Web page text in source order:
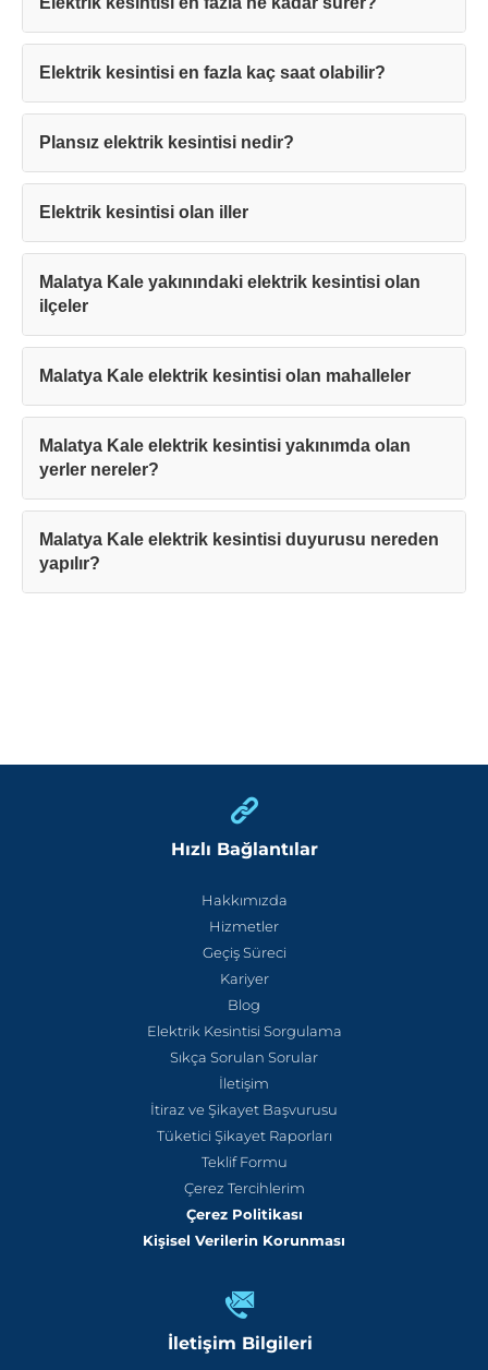
Elektrik kesintisi en fazla kaç saat olabilir?
Plansız elektrik kesintisi nedir?
Elektrik kesintisi olan iller
Malatya Kale yakınındaki elektrik kesintisi olan
ilçeler
Malatya Kale elektrik kesintisi olan mahalleler
Malatya Kale elektrik kesintisi yakınımda olan
yerler nereler?
Malatya Kale elektrik kesintisi duyurusu nereden
yapılır?
Hızlı Bağlantılar
Hakkımızda
Hizmetler
Geçiş Süreci
Kariyer
Blog
Elektrik Kesintisi Sorgulama
Sıkça Sorulan Sorular
İletişim
İtiraz ve Şikayet Başvurusu
Tüketici Şikayet Raporları
Teklif Formu
Çerez Tercihlerim
Çerez Politikası
Kişisel Verilerin Korunması
İletişim Bilgileri
Teşekkürler!
Mesajınız başarıyla ulaştırıldı. En kısa
sürede sizinle iletişime geçilecektir.
Kapat